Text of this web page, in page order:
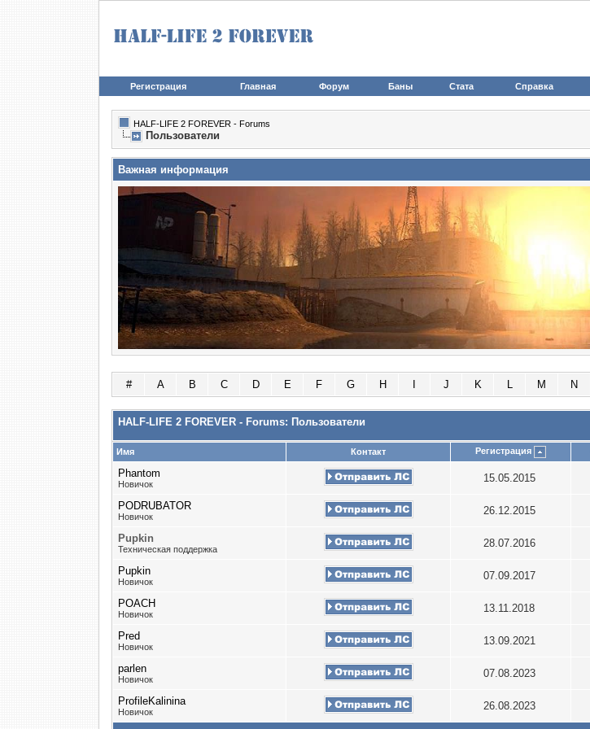
Регистрация Главная Форум Баны Стата Справка
HALF-LIFE 2 FOREVER - Forums
Пользователи
Важная информация
# A B C D E F G H J K L M N
HALF-LIFE 2 FOREVER - Forums: Пользователи
Имя Контакт Регистрация
Phantom
Новичок 15.05.2015
PODRUBATOR
Новичок 26.12.2015
Puрkin
Техническая поддержка 28.07.2016
Pupkin
Новичок 07.09.2017
POACH
Новичок 13.11.2018
Pred
Новичок 13.09.2021
parlen
Новичок 07.08.2023
ProfileKalinina
Новичок 26.08.2023